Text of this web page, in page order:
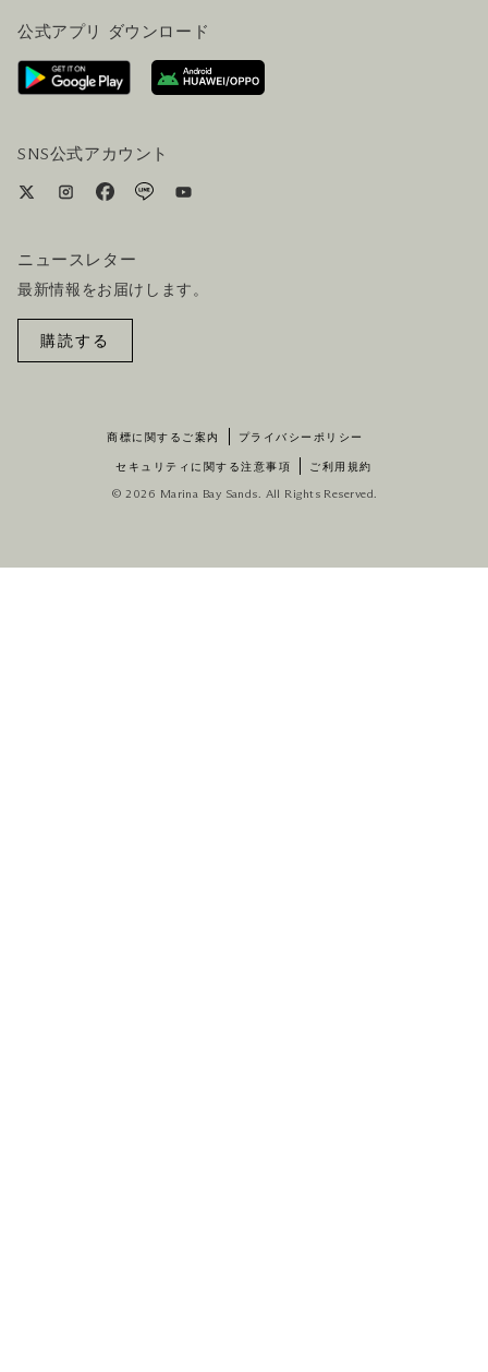
お問い合わせ
ご来場にあたって
ホテルへのアクセス
ビジター向けサービス
公式アプリ ダウンロード
SNS公式アカウント
ニュースレター
最新情報をお届けします。
購読する
商標に関するご案内 プライバシーポリシー
セキュリティに関する注意事項 ご利用規約
© 2026 Marina Bay Sands. All Rights Reserved.